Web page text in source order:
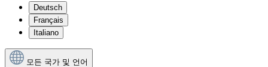
Deutsch
Français
Italiano
모든 국가 및 언어